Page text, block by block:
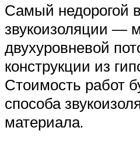
Самый недорогой
звукоизоляции —
двухуровневой
конструкции из
Стоимость работ
способа
материала.